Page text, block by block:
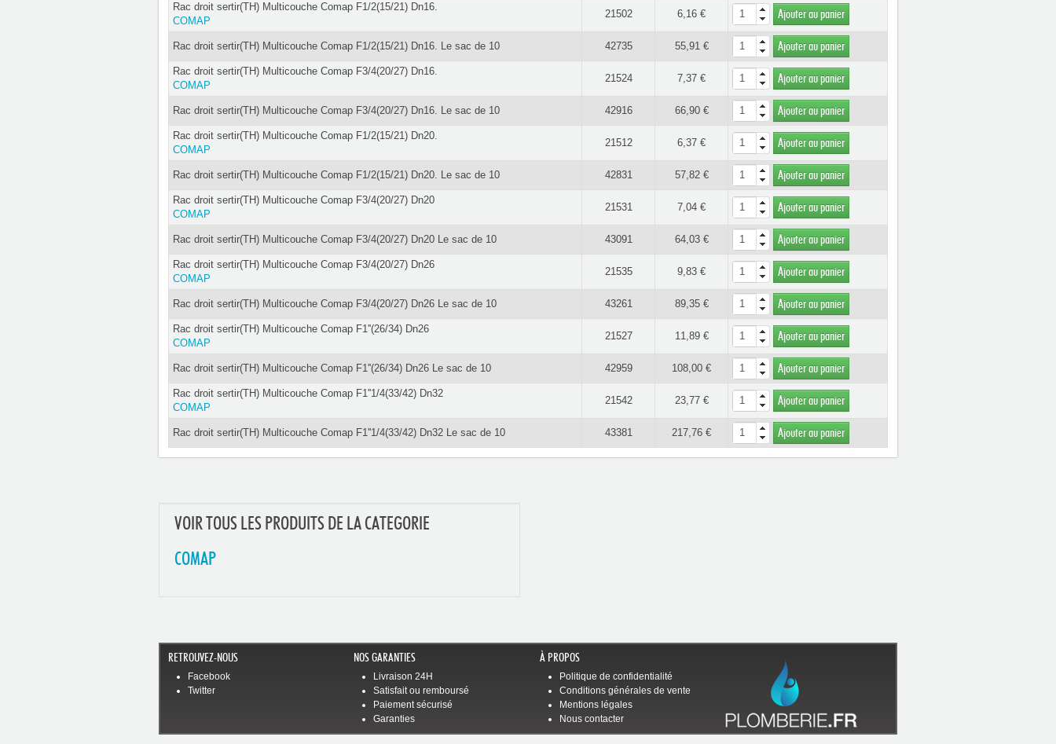
Rac droit sertir(TH) Multicouche Comap F1/2(15/21) Dn16.
COMAP
21502 6,16 € Ajouter au panier
Rac droit sertir(TH) Multicouche Comap F1/2(15/21) Dn16. Le sac de 10 42735 55,91 € Ajouter au panier
Rac droit sertir(TH) Multicouche Comap F3/4(20/27) Dn16.
COMAP
21524 7,37 € Ajouter au panier
Rac droit sertir(TH) Multicouche Comap F3/4(20/27) Dn16. Le sac de 10 42916 66,90 € Ajouter au panier
Rac droit sertir(TH) Multicouche Comap F1/2(15/21) Dn20.
COMAP
21512 6,37 € Ajouter au panier
Rac droit sertir(TH) Multicouche Comap F1/2(15/21) Dn20. Le sac de 10 42831 57,82 € Ajouter au panier
Rac droit sertir(TH) Multicouche Comap F3/4(20/27) Dn20
COMAP
21531 7,04 € Ajouter au panier
Rac droit sertir(TH) Multicouche Comap F3/4(20/27) Dn20 Le sac de 10 43091 64,03 € Ajouter au panier
Rac droit sertir(TH) Multicouche Comap F3/4(20/27) Dn26
COMAP
21535 9,83 € Ajouter au panier
Rac droit sertir(TH) Multicouche Comap F3/4(20/27) Dn26 Le sac de 10 43261 89,35 € Ajouter au panier
Rac droit sertir(TH) Multicouche Comap F1''(26/34) Dn26
COMAP
21527 11,89 € Ajouter au panier
Rac droit sertir(TH) Multicouche Comap F1''(26/34) Dn26 Le sac de 10 42959 108,00 € Ajouter au panier
Rac droit sertir(TH) Multicouche Comap F1''1/4(33/42) Dn32
COMAP
21542 23,77 € Ajouter au panier
Rac droit sertir(TH) Multicouche Comap F1''1/4(33/42) Dn32 Le sac de 10 43381 217,76 € Ajouter au panier
VOIR TOUS LES PRODUITS DE LA CATEGORIE
COMAP
RETROUVEZ-NOUS
Facebook
Twitter
NOS GARANTIES
Livraison 24H
Satisfait ou remboursé
Paiement sécurisé
Garanties
À PROPOS
Politique de confidentialité
Conditions générales de vente
Mentions légales
Nous contacter